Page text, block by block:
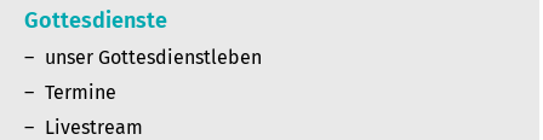
Gottesdienste
unser Gottesdienstleben
Termine
Livestream